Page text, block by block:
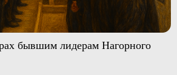
бывшим лидерам Нагорного